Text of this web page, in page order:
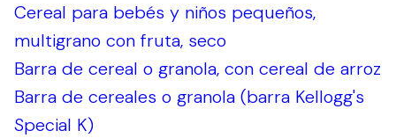
Cereal para bebés y niños pequeños,
multigrano con fruta, seco
Barra de cereal o granola, con cereal de arroz
Barra de cereales o granola (barra Kellogg's
Special K)